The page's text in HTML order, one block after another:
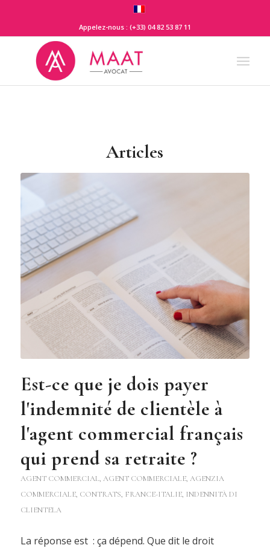
Appelez-nous : (+33) 04 82 53 87 11
Articles
Est-ce que je dois payer
l'indemnité de clientèle à
l'agent commercial français
qui prend sa retraite ?
AGENT COMMERCIAL, AGENT COMMERCIALE, AGENZIA
COMMERCIALE, CONTRATS, FRANCE-ITALIE, INDENNITÀ DI
CLIENTELA
La réponse est : ça dépend. Que dit le droit